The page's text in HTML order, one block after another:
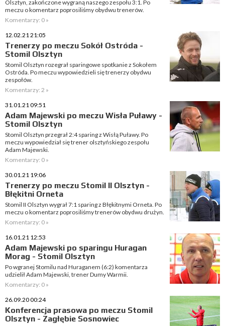
Olsztyn, zakończone wygraną naszego zespołu 3:1. Po
meczu o komentarz poprosiliśmy obydwu trenerów.
Komentarzy: 0 »
12.02.21 21:05
Trenerzy po meczu Sokół Ostróda -
Stomil Olsztyn
Stomil Olsztyn rozegrał sparingowe spotkanie z Sokołem
Ostróda. Po meczu wypowiedzieli się trenerzy obydwu
zespołów.
Komentarzy: 2 »
31.01.21 09:51
Adam Majewski po meczu Wisła Puławy -
Stomil Olsztyn
Stomil Olsztyn przegrał 2:4 sparing z Wisłą Puławy. Po
meczu wypowiedział się trener olsztyńskiego zespołu
Adam Majewski.
Komentarzy: 0 »
30.01.21 19:06
Trenerzy po meczu Stomil II Olsztyn -
Błękitni Orneta
Stomil II Olsztyn wygrał 7:1 sparing z Błękitnymi Orneta. Po
meczu o komentarz poprosiliśmy trenerów obydwu drużyn.
Komentarzy: 0 »
16.01.21 12:53
Adam Majewski po sparingu Huragan
Morag - Stomil Olsztyn
Po wgranej Stomilu nad Huraganem (6:2) komentarza
udzielił Adam Majewski, trener Dumy Warmii.
Komentarzy: 0 »
26.09.20 00:24
Konferencja prasowa po meczu Stomil
Olsztyn - Zagłębie Sosnowiec